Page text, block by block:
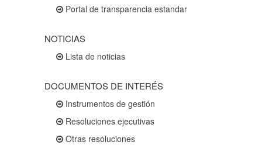
Portal de transparencia estandar
NOTICIAS
Lista de noticias
DOCUMENTOS DE INTERÉS
Instrumentos de gestión
Resoluciones ejecutivas
Otras resoluciones